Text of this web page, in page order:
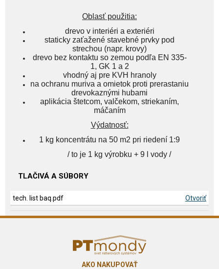
Oblasť použitia:
drevo v interiéri a exteriéri
staticky zaťažené stavebné prvky pod
strechou (napr. krovy)
drevo bez kontaktu so zemou podľa EN 335-
1, GK 1 a 2
vhodný aj pre KVH hranoly
na ochranu muriva a omietok proti prerastaniu
drevokaznými hubami
aplikácia štetcom, valčekom, striekaním,
máčaním
Výdatnosť:
1 kg koncentrátu na 50 m2 pri riedení 1:9
/ to je 1 kg výrobku + 9 l vody /
TLAČIVÁ A SÚBORY
tech. list baq.pdf Otvoriť
AKO NAKUPOVAŤ